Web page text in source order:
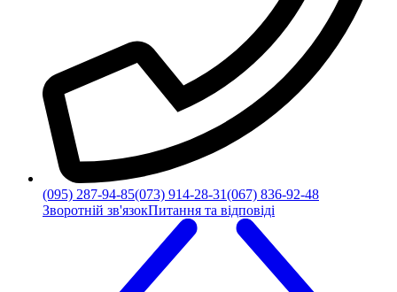
(095) 287-94-85(073) 914-28-31(067) 836-92-48
Зворотній зв'язокПитання та відповіді